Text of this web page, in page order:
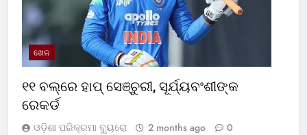
ଖେଳ
୧୧ ବଲ୍‌ରେ ହାପ୍ ସେଞ୍ଚୁରୀ, ସୂର୍ଯ୍ୟବଂଶୀଙ୍କ
ରେକର୍ଡ
ଓଡ଼ିଶା ପରିକ୍ରମା ବ୍ୟୁରୋ 2 months ago 0